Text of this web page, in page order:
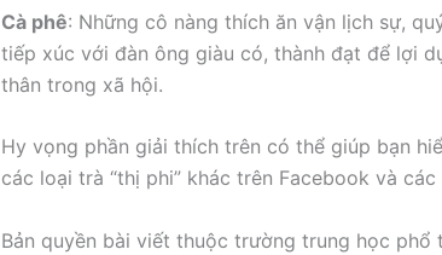
Cà phê: Những cô nàng thích ăn vận lịch sự,
tiếp xúc với đàn ông giàu có, thành đạt để lợi
thân trong xã hội.
Hy vọng phần giải thích trên có thể giúp bạn
các loại trà “thị phi” khác trên Facebook và các
Bản quyền bài viết thuộc trường trung học phổ